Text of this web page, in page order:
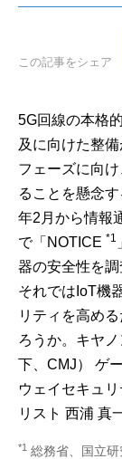
この記事をシェア
5G回線の本格
及に向けた整
フェーズに向
ることを懸念
年2月から情報
で「NOTICE *1
器の安全性を調
それではIoT機
リティを高め
ろうか。キヤ
下、CMJ） ゲ
ウェイセキュ
リスト 西浦 真
*1 総務省、国立